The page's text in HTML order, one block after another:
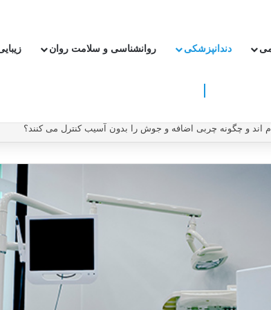
دندانپزشکی روانشناسی و سلامت روان
سکته و بیماری قلبی را کاهش دهیم؟